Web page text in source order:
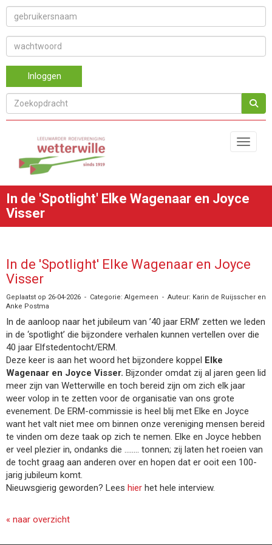
Inloggen
In de 'Spotlight' Elke Wagenaar en Joyce
Visser
In de 'Spotlight' Elke Wagenaar en Joyce
Visser
Geplaatst op 26-04-2026 - Categorie: Algemeen - Auteur: Karin de Ruijsscher en
Anke Postma
In de aanloop naar het jubileum van ’40 jaar ERM’ zetten we leden
in de ‘spotlight’ die bijzondere verhalen kunnen vertellen over die
40 jaar Elfstedentocht/ERM.
Deze keer is aan het woord het bijzondere koppel Elke
Wagenaar en Joyce Visser. Bijzonder omdat zij al jaren geen lid
meer zijn van Wetterwille en toch bereid zijn om zich elk jaar
weer volop in te zetten voor de organisatie van ons grote
evenement. De ERM-commissie is heel blij met Elke en Joyce
want het valt niet mee om binnen onze vereniging mensen bereid
te vinden om deze taak op zich te nemen. Elke en Joyce hebben
er veel plezier in, ondanks die …….. tonnen; zij laten het roeien van
de tocht graag aan anderen over en hopen dat er ooit een 100-
jarig jubileum komt.
Nieuwsgierig geworden? Lees hier het hele interview.
« naar overzicht